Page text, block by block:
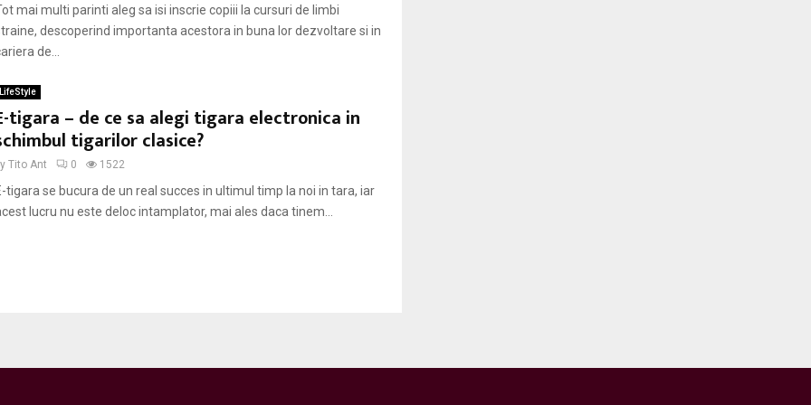
mai multi parinti aleg sa isi inscrie copiii la cursuri de limbi
descoperind importanta acestora in buna lor dezvoltare si in
de...
LifeStyle
tigara – de ce sa alegi tigara electronica in
tigarilor clasice?
Tito Ant 0 1522
tigara se bucura de un real succes in ultimul timp la noi in tara, iar
lucru nu este deloc intamplator, mai ales daca tinem...